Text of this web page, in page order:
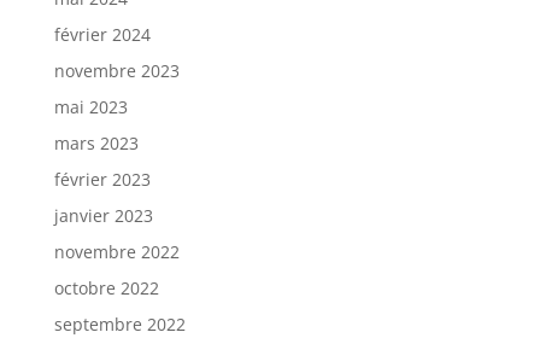
février 2024
novembre 2023
mai 2023
mars 2023
février 2023
janvier 2023
novembre 2022
octobre 2022
septembre 2022